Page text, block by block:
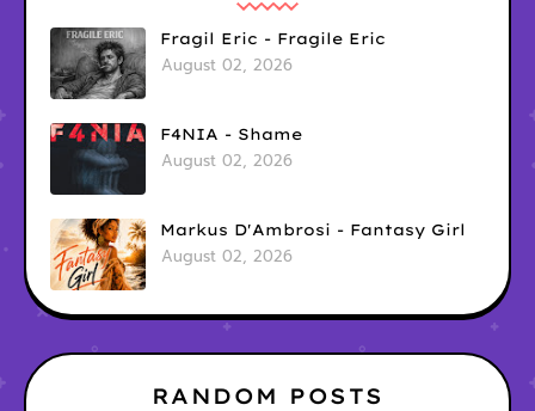
Fragil Eric - Fragile Eric
August 02, 2026
F4NIA - Shame
August 02, 2026
Markus D'Ambrosi - Fantasy Girl
August 02, 2026
RANDOM POSTS